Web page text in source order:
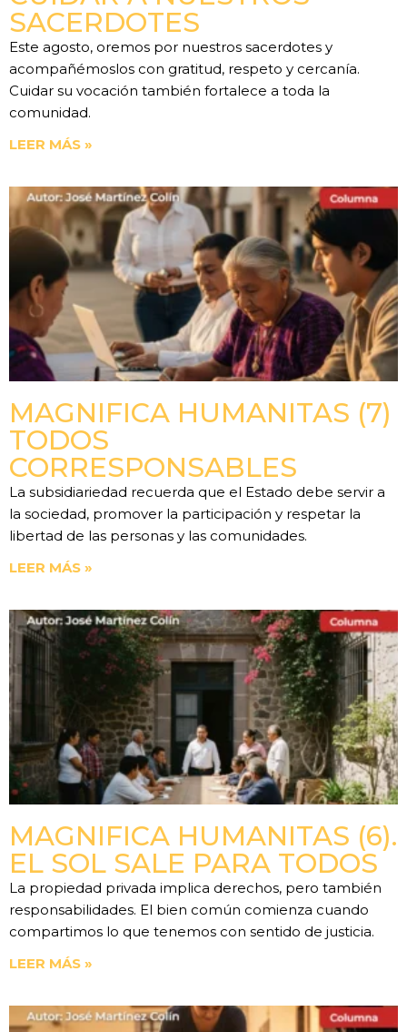
SACERDOTES
Este agosto, oremos por nuestros sacerdotes y
acompañémoslos con gratitud, respeto y cercanía.
Cuidar su vocación también fortalece a toda la
comunidad.
LEER MÁS »
MAGNIFICA HUMANITAS (7)
TODOS
CORRESPONSABLES
La subsidiariedad recuerda que el Estado debe servir a
la sociedad, promover la participación y respetar la
libertad de las personas y las comunidades.
LEER MÁS »
MAGNIFICA HUMANITAS (6).
EL SOL SALE PARA TODOS
La propiedad privada implica derechos, pero también
responsabilidades. El bien común comienza cuando
compartimos lo que tenemos con sentido de justicia.
LEER MÁS »